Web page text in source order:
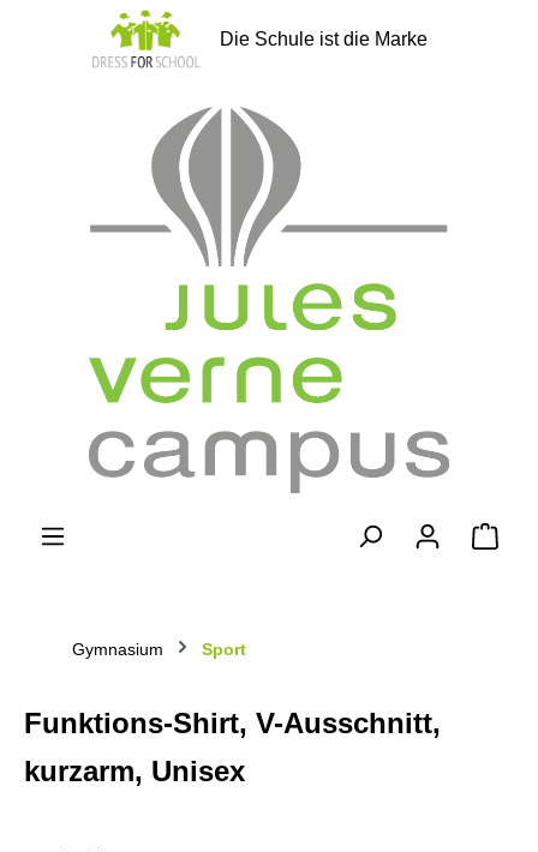
springen
Die Schule ist die Marke
Gymnasium Sport
Funktions-Shirt, V-Ausschnitt,
kurzarm, Unisex